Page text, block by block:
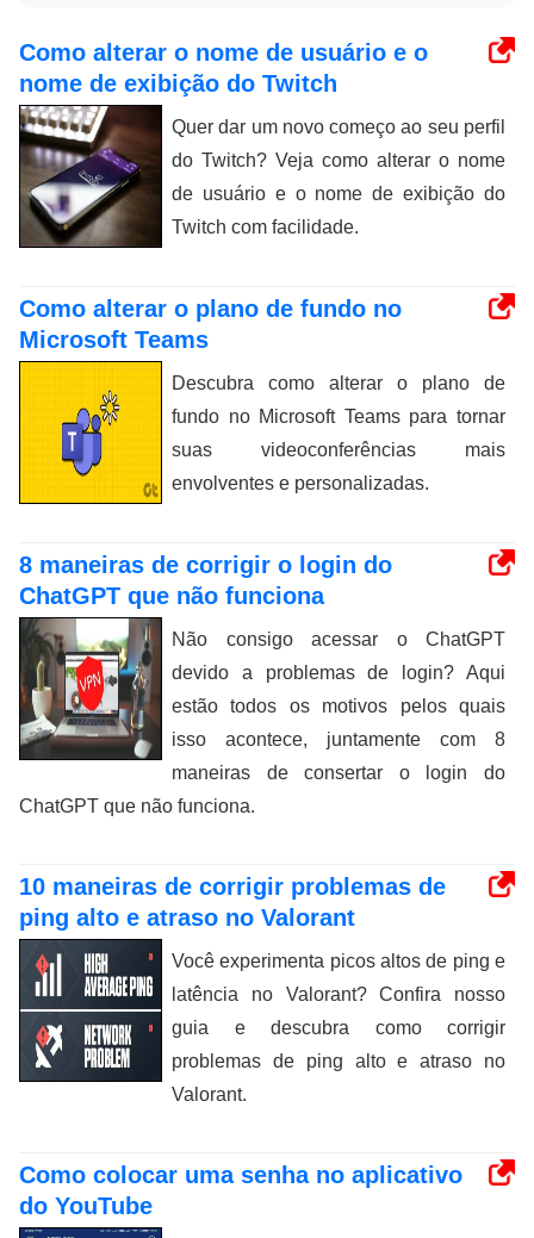
Como alterar o nome de usuário e o
nome de exibição do Twitch
Quer dar um novo começo ao seu perfil
do Twitch? Veja como alterar o nome
de usuário e o nome de exibição do
Twitch com facilidade.
Como alterar o plano de fundo no
Microsoft Teams
Descubra como alterar o plano de
fundo no Microsoft Teams para tornar
suas videoconferências mais
envolventes e personalizadas.
8 maneiras de corrigir o login do
ChatGPT que não funciona
Não consigo acessar o ChatGPT
devido a problemas de login? Aqui
estão todos os motivos pelos quais
isso acontece, juntamente com 8
maneiras de consertar o login do
ChatGPT que não funciona.
10 maneiras de corrigir problemas de
ping alto e atraso no Valorant
Você experimenta picos altos de ping e
latência no Valorant? Confira nosso
guia e descubra como corrigir
problemas de ping alto e atraso no
Valorant.
Como colocar uma senha no aplicativo
do YouTube